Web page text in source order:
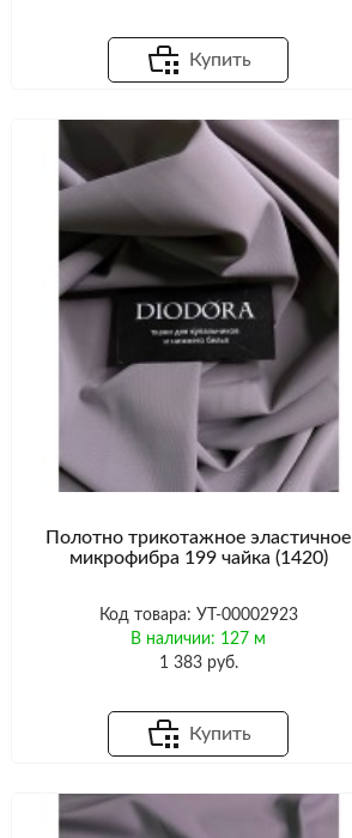
Купить
Полотно трикотажное эластичное
микрофибра 199 чайка (1420)
Код товара: УТ-00002923
В наличии: 127 м
1 383 руб.
Купить